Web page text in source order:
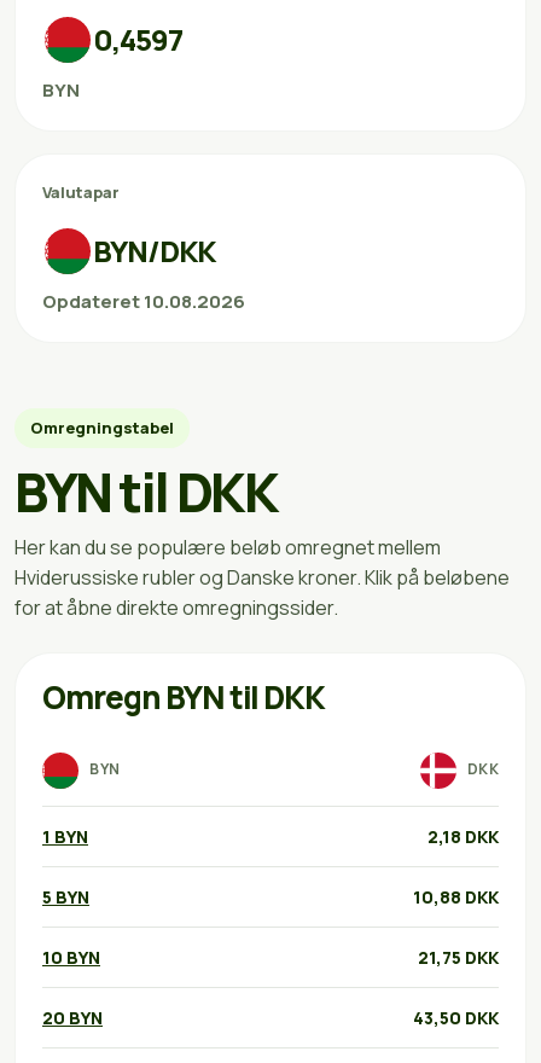
0,4597
BYN
Valutapar
BYN/DKK
Opdateret 10.08.2026
Omregningstabel
BYN til DKK
Her kan du se populære beløb omregnet mellem
Hviderussiske rubler og Danske kroner. Klik på beløbene
for at åbne direkte omregningssider.
Omregn BYN til DKK
BYN DKK
1 BYN 2,18 DKK
5 BYN 10,88 DKK
10 BYN 21,75 DKK
20 BYN 43,50 DKK